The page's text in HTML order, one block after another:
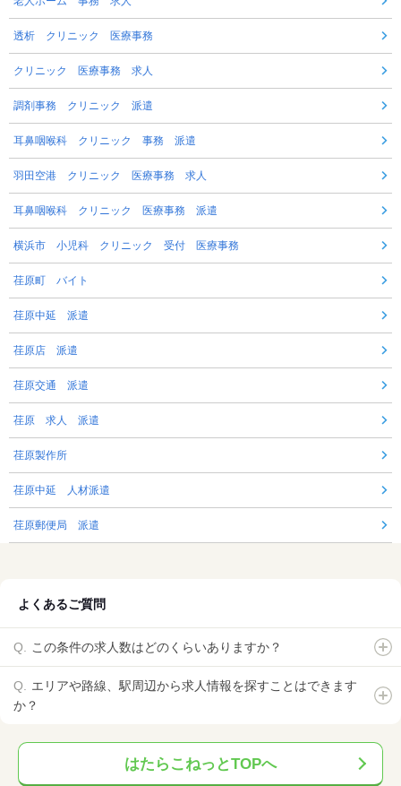
透析 クリニック 医療事務
クリニック 医療事務 求人
調剤事務 クリニック 派遣
耳鼻咽喉科 クリニック 事務 派遣
羽田空港 クリニック 医療事務 求人
耳鼻咽喉科 クリニック 医療事務 派遣
横浜市 小児科 クリニック 受付 医療事務
荏原町 バイト
荏原中延 派遣
荏原店 派遣
荏原交通 派遣
荏原 求人 派遣
荏原製作所
荏原中延 人材派遣
荏原郵便局 派遣
よくあるご質問
この条件の求人数はどのくらいありますか？
エリアや路線、駅周辺から求人情報を探すことはできます
か？
はたらこねっとTOPへ